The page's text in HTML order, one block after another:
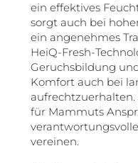
ein effektives
sorgt auch bei
ein angenehmes
HeiQ-Fresh-
Geruchsbildung
Komfort auch bei
für Mammuts
vereinen.